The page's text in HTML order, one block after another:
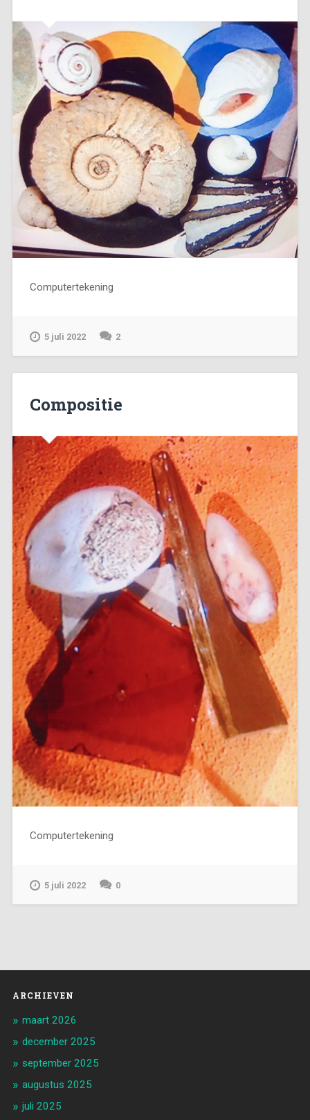
Computertekening
5 juli 2022 2
Compositie
Computertekening
5 juli 2022 0
ARCHIEVEN
maart 2026
december 2025
september 2025
augustus 2025
juli 2025